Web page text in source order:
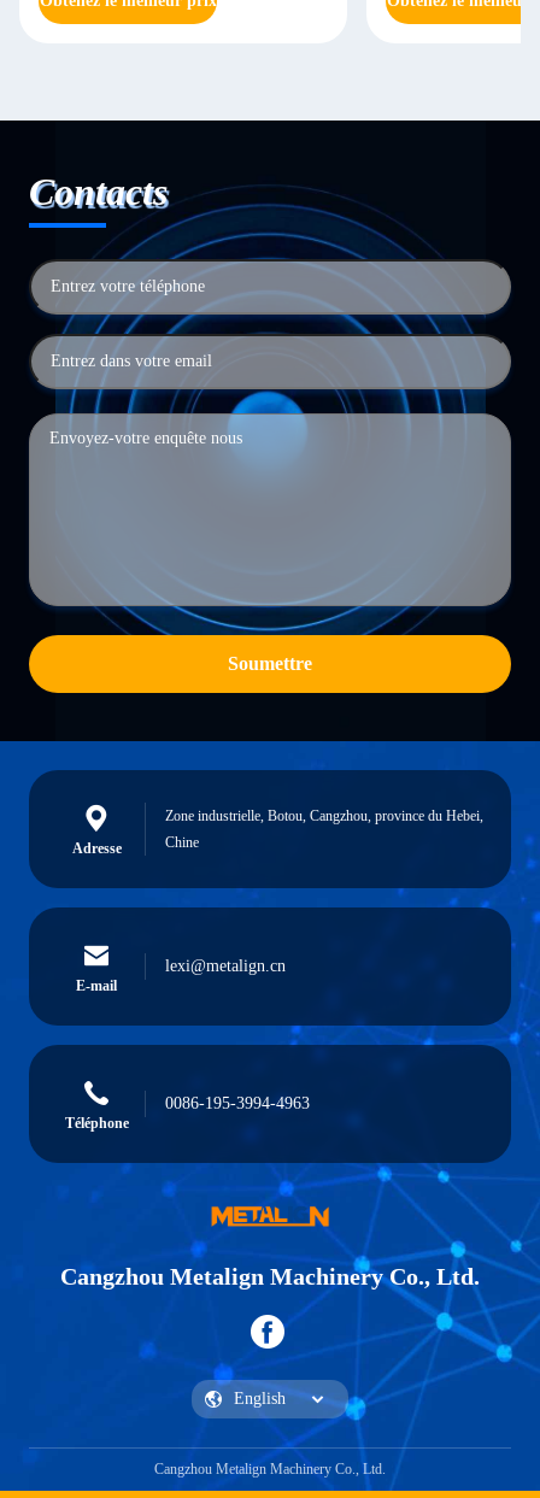
Contacts
Soumettre
Adresse
Zone industrielle, Botou, Cangzhou, province du Hebei,
Chine
E-mail
lexi@metalign.cn
Téléphone
0086-195-3994-4963
Cangzhou Metalign Machinery Co., Ltd.
Cangzhou Metalign Machinery Co., Ltd.